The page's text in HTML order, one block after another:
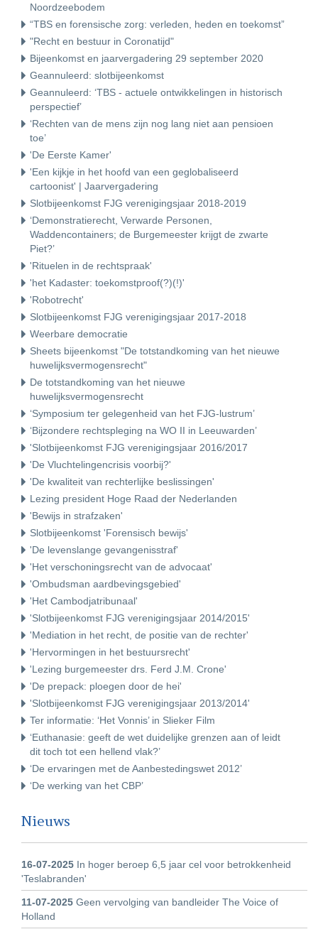
Noordzeebodem
“TBS en forensische zorg: verleden, heden en toekomst”
"Recht en bestuur in Coronatijd"
Bijeenkomst en jaarvergadering 29 september 2020
Geannuleerd: slotbijeenkomst
Geannuleerd: ‘TBS - actuele ontwikkelingen in historisch
perspectief’
‘Rechten van de mens zijn nog lang niet aan pensioen
toe’
'De Eerste Kamer'
'Een kijkje in het hoofd van een geglobaliseerd
cartoonist' | Jaarvergadering
Slotbijeenkomst FJG verenigingsjaar 2018-2019
‘Demonstratierecht, Verwarde Personen,
Waddencontainers; de Burgemeester krijgt de zwarte
Piet?’
'Rituelen in de rechtspraak'
'het Kadaster: toekomstproof(?)(!)'
'Robotrecht'
Slotbijeenkomst FJG verenigingsjaar 2017-2018
Weerbare democratie
Sheets bijeenkomst "De totstandkoming van het nieuwe
huwelijksvermogensrecht"
De totstandkoming van het nieuwe
huwelijksvermogensrecht
‘Symposium ter gelegenheid van het FJG-lustrum’
‘Bijzondere rechtspleging na WO II in Leeuwarden’
'Slotbijeenkomst FJG verenigingsjaar 2016/2017
'De Vluchtelingencrisis voorbij?'
'De kwaliteit van rechterlijke beslissingen'
Lezing president Hoge Raad der Nederlanden
'Bewijs in strafzaken'
Slotbijeenkomst 'Forensisch bewijs'
'De levenslange gevangenisstraf'
'Het verschoningsrecht van de advocaat'
'Ombudsman aardbevingsgebied'
'Het Cambodjatribunaal'
'Slotbijeenkomst FJG verenigingsjaar 2014/2015'
'Mediation in het recht, de positie van de rechter'
'Hervormingen in het bestuursrecht'
'Lezing burgemeester drs. Ferd J.M. Crone'
'De prepack: ploegen door de hei'
'Slotbijeenkomst FJG verenigingsjaar 2013/2014'
Ter informatie: ‘Het Vonnis’ in Slieker Film
‘Euthanasie: geeft de wet duidelijke grenzen aan of leidt
dit toch tot een hellend vlak?’
‘De ervaringen met de Aanbestedingswet 2012’
‘De werking van het CBP’
Nieuws
16-07-2025 In hoger beroep 6,5 jaar cel voor betrokkenheid
'Teslabranden'
11-07-2025 Geen vervolging van bandleider The Voice of
Holland